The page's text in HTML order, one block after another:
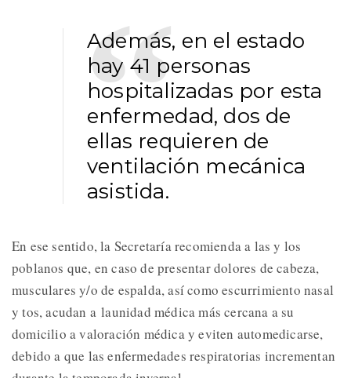
Además, en el estado
hay 41 personas
hospitalizadas por esta
enfermedad, dos de
ellas requieren de
ventilación mecánica
asistida.
En ese sentido, la Secretaría recomienda a las y los
poblanos que, en caso de presentar dolores de cabeza,
musculares y/o de espalda, así como escurrimiento nasal
y tos, acudan alaunidad médica más cercana a su
domicilio a valoración médica y eviten automedicarse,
debido a que las enfermedades respiratorias incrementan